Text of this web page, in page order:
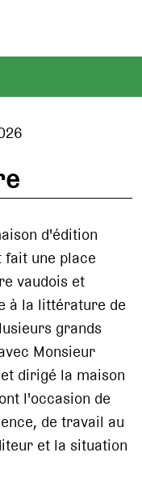
d'édition
fait une place
vaudois et
à la littérature de
grands
Monsieur
dirigé la maison
l'occasion de
de travail au
et la situation